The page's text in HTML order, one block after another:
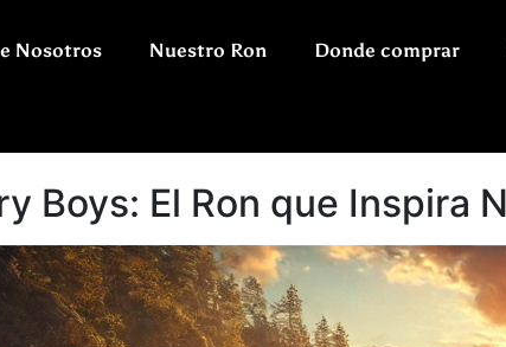
Nosotros Nuestro Ron Donde comprar
Boys: El Ron que Inspira